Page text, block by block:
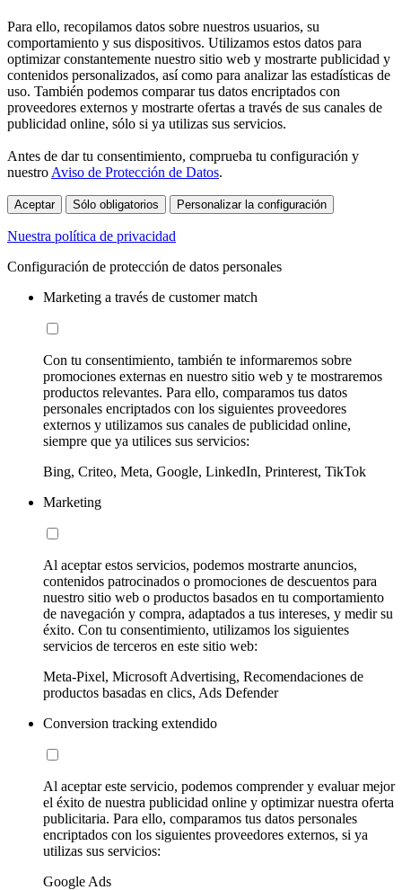
Para ello, recopilamos datos sobre nuestros usuarios, su
comportamiento y sus dispositivos. Utilizamos estos datos para
optimizar constantemente nuestro sitio web y mostrarte publicidad y
contenidos personalizados, así como para analizar las estadísticas de
uso. También podemos comparar tus datos encriptados con
proveedores externos y mostrarte ofertas a través de sus canales de
publicidad online, sólo si ya utilizas sus servicios.
Antes de dar tu consentimiento, comprueba tu configuración y
nuestro Aviso de Protección de Datos.
Aceptar Sólo obligatorios Personalizar la configuración
Nuestra política de privacidad
Configuración de protección de datos personales
Marketing a través de customer match
Con tu consentimiento, también te informaremos sobre
promociones externas en nuestro sitio web y te mostraremos
productos relevantes. Para ello, comparamos tus datos
personales encriptados con los siguientes proveedores
externos y utilizamos sus canales de publicidad online,
siempre que ya utilices sus servicios:
Bing, Criteo, Meta, Google, LinkedIn, Printerest, TikTok
Marketing
Al aceptar estos servicios, podemos mostrarte anuncios,
contenidos patrocinados o promociones de descuentos para
nuestro sitio web o productos basados en tu comportamiento
de navegación y compra, adaptados a tus intereses, y medir su
éxito. Con tu consentimiento, utilizamos los siguientes
servicios de terceros en este sitio web:
Meta-Pixel, Microsoft Advertising, Recomendaciones de
productos basadas en clics, Ads Defender
Conversion tracking extendido
Al aceptar este servicio, podemos comprender y evaluar mejor
el éxito de nuestra publicidad online y optimizar nuestra oferta
publicitaria. Para ello, comparamos tus datos personales
encriptados con los siguientes proveedores externos, si ya
utilizas sus servicios:
Google Ads